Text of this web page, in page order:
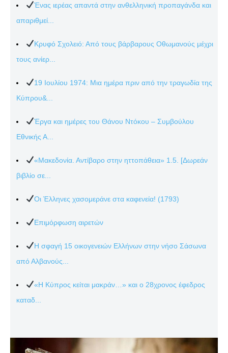
Ένας ιερέας απαντά στην ανθελληνική προπαγάνδα και
απαριθμεί...
Κρυφό Σχολειό: Από τους βάρβαρους Οθωμανούς μέχρι
τους ανίερ...
19 Ιουλίου 1974: Μια ημέρα πριν από την τραγωδία της
Κύπρου&...
Έργα και ημέρες του Θάνου Ντόκου – Συμβούλου
Εθνικής Α...
«Μακεδονία. Αντίβαρο στην ηττοπάθεια» 1.5. [Δωρεάν
βιβλίο σε...
Οι Έλληνες χασομεράνε στα καφενεία! (1793)
Επιμόρφωση αιρετών
Η σφαγή 15 οικογενειών Ελλήνων στην νήσο Σάσωνα
από Αλβανούς...
«Η Κύπρος κείται μακράν…» και ο 28χρονος έφεδρος
καταδ...